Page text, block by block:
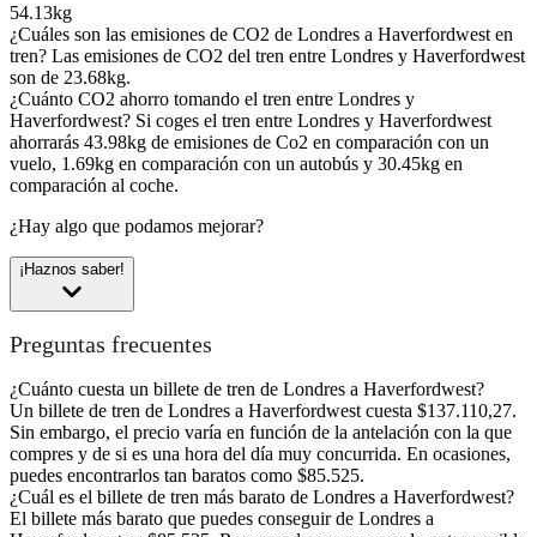
54.13kg
¿Cuáles son las emisiones de CO2 de Londres a Haverfordwest en
tren? Las emisiones de CO2 del tren entre Londres y Haverfordwest
son de 23.68kg.
¿Cuánto CO2 ahorro tomando el tren entre Londres y
Haverfordwest? Si coges el tren entre Londres y Haverfordwest
ahorrarás 43.98kg de emisiones de Co2 en comparación con un
vuelo, 1.69kg en comparación con un autobús y 30.45kg en
comparación al coche.
¿Hay algo que podamos mejorar?
¡Haznos saber!
Preguntas frecuentes
¿Cuánto cuesta un billete de tren de Londres a Haverfordwest?
Un billete de tren de Londres a Haverfordwest cuesta $137.110,27.
Sin embargo, el precio varía en función de la antelación con la que
compres y de si es una hora del día muy concurrida. En ocasiones,
puedes encontrarlos tan baratos como $85.525.
¿Cuál es el billete de tren más barato de Londres a Haverfordwest?
El billete más barato que puedes conseguir de Londres a